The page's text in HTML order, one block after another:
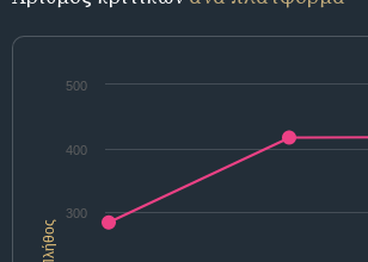
Πλήθος
300
400
500